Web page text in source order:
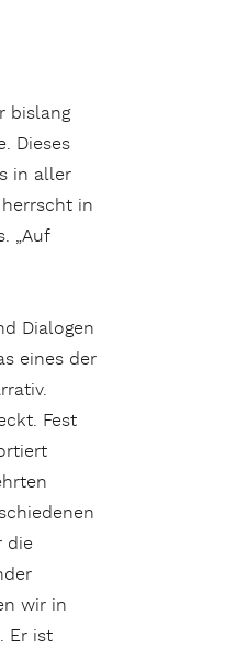
bislang
Dieses
in aller
in
„Auf
Dialogen
eines der
Fest
die
wir in
Er ist